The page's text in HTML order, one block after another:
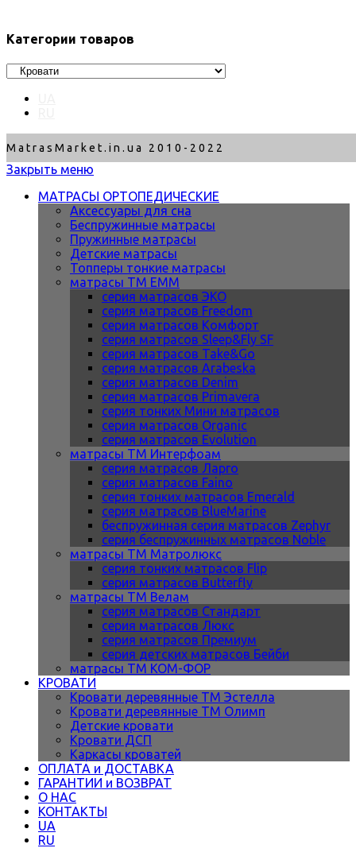
Категории товаров
MatrasMarket.in.ua 2010-2022
Закрыть меню
МАТРАСЫ ОРТОПЕДИЧЕСКИЕ
Аксессуары для сна
Беспружинные матрасы
Пружинные матрасы
Детские матрасы
Топперы тонкие матрасы
матрасы ТМ ЕММ
серия матрасов ЭКО
серия матрасов Freedom
серия матрасов Комфорт
серия матрасов Sleep&Fly SF
серия матрасов Take&Go
серия матрасов Arabeska
серия матрасов Denim
серия матрасов Primavera
серия тонких Мини матрасов
серия матрасов Organic
серия матрасов Evolution
матрасы ТМ Интерфоам
серия матрасов Ларго
серия матрасов Faino
серия тонких матрасов Emerald
серия матрасов BlueMarine
беспружинная серия матрасов Zephyr
серия беспружинных матрасов Noble
матрасы ТМ Матролюкс
серия тонких матрасов Flip
серия матрасов Butterfly
матрасы ТМ Велам
серия матрасов Стандарт
серия матрасов Люкс
серия матрасов Премиум
серия детских матрасов Бейби
матрасы ТМ КОМ-ФОР
КРОВАТИ
Кровати деревянные ТМ Эстелла
Кровати деревянные ТМ Олимп
Детские кровати
Кровати ДСП
Каркасы кроватей
ОПЛАТА и ДОСТАВКА
ГАРАНТИИ и ВОЗВРАТ
О НАС
КОНТАКТЫ
UA
RU